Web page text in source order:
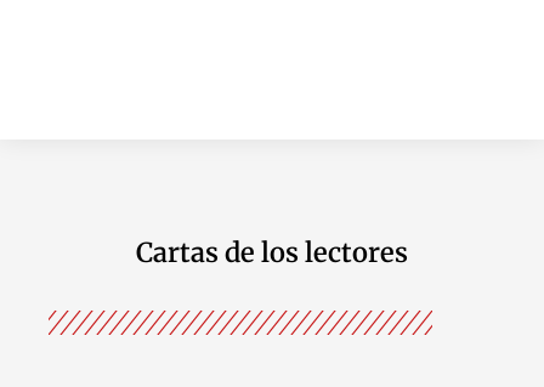
Cartas de los lectores